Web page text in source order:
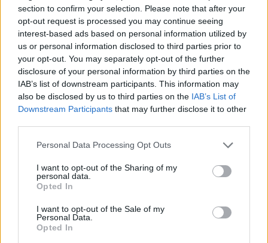
section to confirm your selection. Please note that after your
opt-out request is processed you may continue seeing
interest-based ads based on personal information utilized by
us or personal information disclosed to third parties prior to
your opt-out. You may separately opt-out of the further
disclosure of your personal information by third parties on the
IAB’s list of downstream participants. This information may
also be disclosed by us to third parties on the IAB’s List of
Downstream Participants that may further disclose it to other
Personal Data Processing Opt Outs
I want to opt-out of the Sharing of my
personal data.
Opted In
I want to opt-out of the Sale of my
Personal Data.
Opted In